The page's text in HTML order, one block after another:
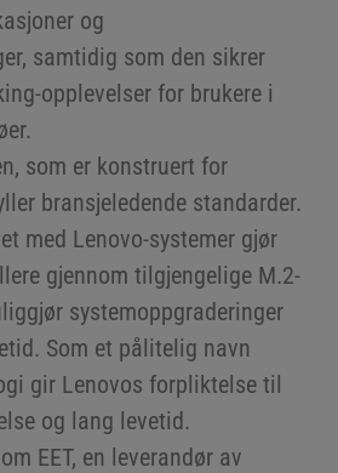
og
samtidig som den sikrer
opplevelser for brukere i
som er konstruert for
bransjeledende standarder.
med Lenovo-systemer gjør
gjennom tilgjengelige M.2-
systemoppgraderinger
Som et pålitelig navn
gir Lenovos forpliktelse til
og lang levetid.
EET, en leverandør av